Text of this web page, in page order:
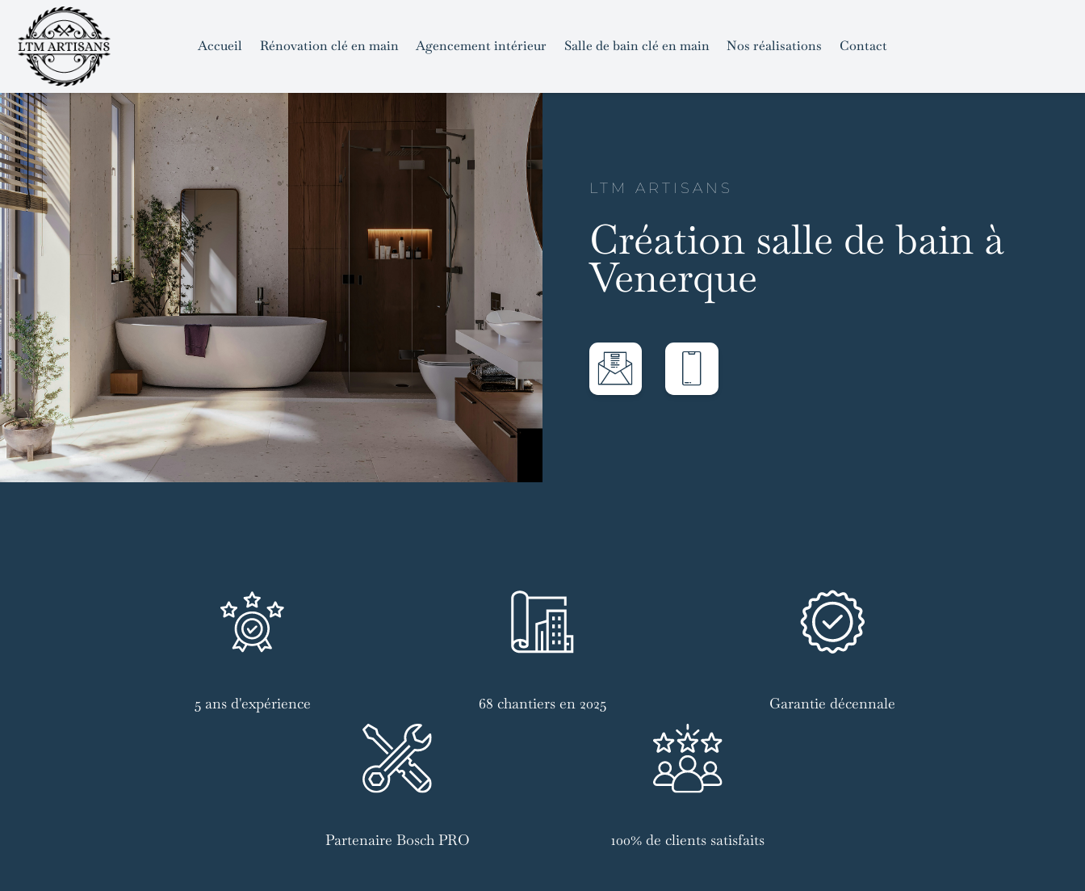
```html```
content
Accueil Rénovation clé en main Agencement intérieur Salle de bain clé en main Nos réalisations Contact
LTM ARTISANS
Création salle de bain à
Venerque
5 ans d'expérience 68 chantiers en 2025 Garantie décennale
Partenaire Bosch PRO 100% de clients satisfaits